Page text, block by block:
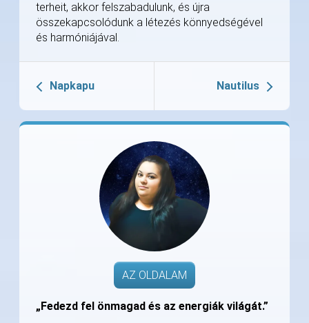
terheit, akkor felszabadulunk, és újra
összekapcsolódunk a létezés könnyedségével
és harmóniájával.
Napkapu Nautilus
AZ OLDALAM
„Fedezd fel önmagad és az energiák világát.”